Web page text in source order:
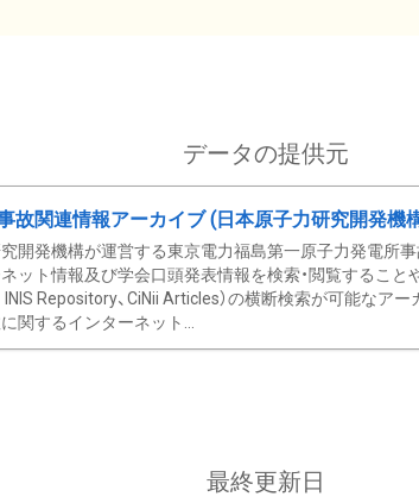
データの提供元
故関連情報アーカイブ (日本原子力研究開発機
開発機構が運営する東京電力福島第一原子力発電所事
ット情報及び学会口頭発表情報を検索・閲覧すること
INIS Repository、CiNii Articles）の横断検索が可能なア
関するインターネット...
最終更新日